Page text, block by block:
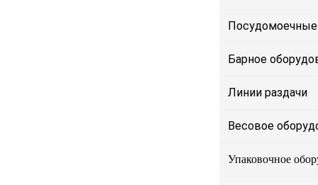
Барное
Линии раздачи
Весовое
Упаковочное